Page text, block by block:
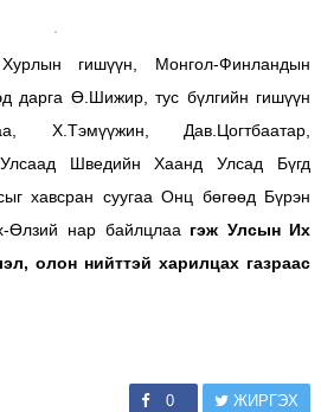
гишүүн, Монгол-Финландын
дарга Ө.Шижир, тус бүлгийн гишүүн
Х.Тэмүүжин, Дав.Цогтбаатар,
Шведийн Хаанд Улсад Бүгд
хавсран суугаа Онц бөгөөд Бүрэн
Өлзий нар байлцлаа гэж Улсын Их
олон нийттэй харилцах газраас
0 ЖИРГЭХ